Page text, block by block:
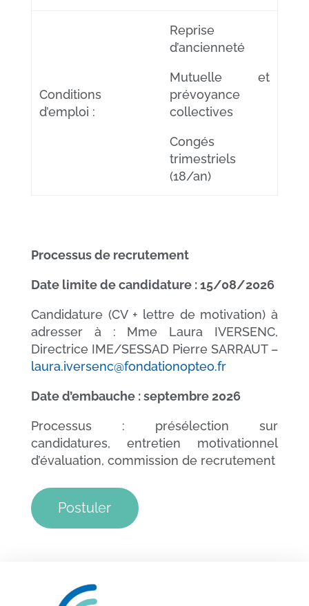
Conditions
d’emploi :
Reprise
d’ancienneté
Mutuelle et
prévoyance
collectives
Congés
trimestriels
(18/an)
Processus de recrutement
Date limite de candidature : 15/08/2026
Candidature (CV + lettre de motivation) à
adresser à : Mme Laura IVERSENC,
Directrice IME/SESSAD Pierre SARRAUT –
laura.iversenc@fondationopteo.fr
Date d’embauche : septembre 2026
Processus : présélection sur
candidatures, entretien motivationnel
d’évaluation, commission de recrutement